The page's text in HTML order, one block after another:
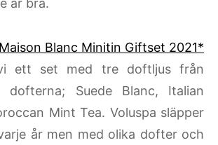
är bra.
Blanc Minitin Giftset 2021*
ett set med tre doftljus från
dofterna; Suede Blanc, Italian
Mint Tea. Voluspa släpper
år men med olika dofter och